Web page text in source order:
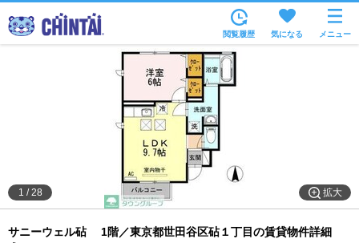
沿線・駅から
住所から
家賃相場から
通勤通学時間から
物件特集から
不動産会社から
TOP
閲覧履歴 気になる メニュー
拡大
1 /28
サニーウェル砧 1階／東京都世田谷区砧１丁目の賃貸物件詳細